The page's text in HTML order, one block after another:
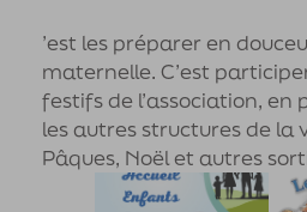
’est les préparer en
maternelle. C’est
festifs de l’association,
les autres structures de la
Pâques, Noël et autres